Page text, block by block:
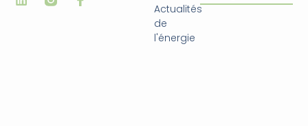
Actualités
de
l'énergie